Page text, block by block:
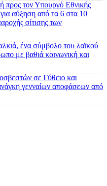
προς τον Υπουργό Εθνικής
αύξηση από τα 6 στα 10
σίτισης των
ένα σύμβολο του λαϊκού
με βαθιά κοινωνική και
σε Γύθειο και
γενναίων αποφάσεων από